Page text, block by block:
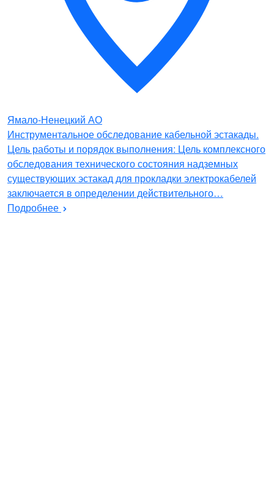
Ямало-Ненецкий АО
Инструментальное обследование кабельной эстакады.
Цель работы и порядок выполнения: Цель комплексного
обследования технического состояния надземных
существующих эстакад для прокладки электрокабелей
заключается в определении действительного…
Подробнее